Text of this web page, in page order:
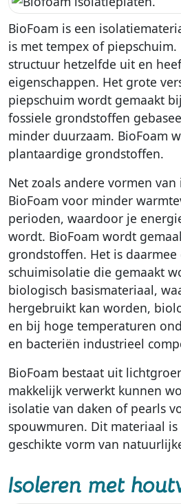
BioFoam is een
is met tempex of piepschuim.
structuur hetzelfde uit en
eigenschappen. Het grote
piepschuim wordt gemaakt
fossiele grondstoffen
minder duurzaam. BioFoam
plantaardige grondstoffen.
Net zoals andere vormen
BioFoam voor minder
perioden, waardoor je
wordt. BioFoam wordt
grondstoffen. Het is daarmee
schuimisolatie die gemaakt
biologisch basismateriaal,
hergebruikt kan worden,
en bij hoge temperaturen
en bacteriën industrieel
BioFoam bestaat uit
makkelijk verwerkt kunnen
isolatie van daken of pearls
spouwmuren. Dit materiaal
geschikte vorm van
Isoleren met